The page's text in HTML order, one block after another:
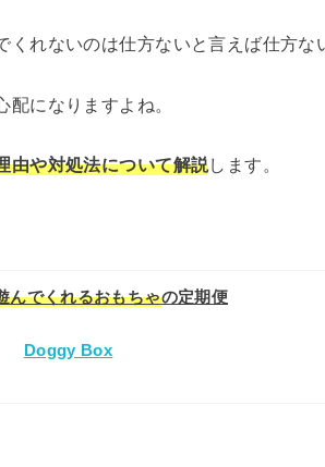
れないのは仕方ないと言えば仕方な
になりますよね。
由や対処法について解説します。
んでくれるおもちゃの定期便
Doggy Box